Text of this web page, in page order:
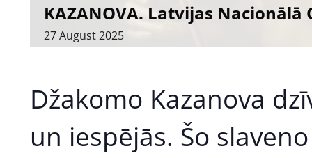
KAZANOVA. Latvijas Nacionālā
27August2025
Džakomo Kazanova
un iespējās. Šo